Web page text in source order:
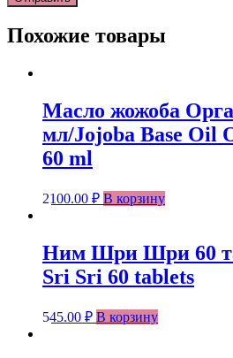
Похожие товары
Масло жожоба
мл/Jojoba Base Oil
60 ml
2100.00 ₽ В корзину
Ним Шри Шри 60
Sri Sri 60 tablets
545.00 ₽ В корзину